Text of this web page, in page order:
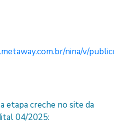
nina/v/
etapa creche no site da
04/2025: